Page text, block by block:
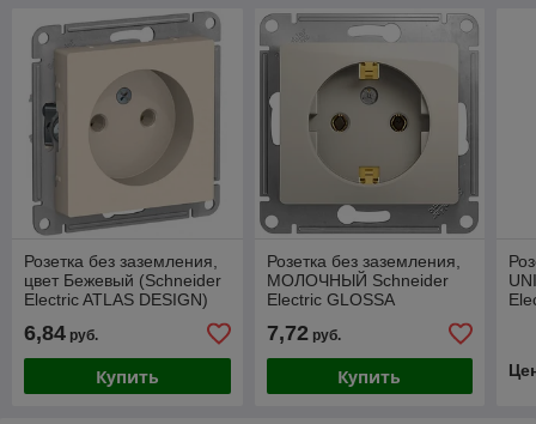
Розетка без заземления,
цвет Бежевый (Schneider
Electric ATLAS DESIGN)
6,84 руб.
Купить
Розетка без заземления,
МОЛОЧНЫЙ Schneider
Electric GLOSSA
7,72руб.
Купить